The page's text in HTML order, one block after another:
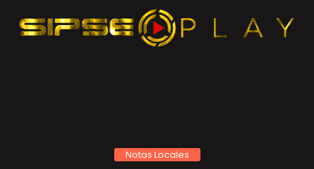
Notas Locales